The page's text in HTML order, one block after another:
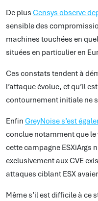
De plus Censys observe
sensible des
machines touchées en
situées en particulier en
Ces constats tendent à
l’attaque évolue, et qu’il
contournement initiale ne
Enfin GreyNoise s’est
conclue notamment que
cette campagne ESXiArgs
exclusivement aux CVE
attaques ciblant ESX
Même s’il est difficile à ce